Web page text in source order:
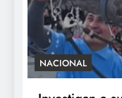
NACIONAL